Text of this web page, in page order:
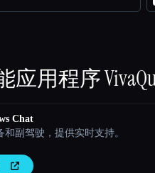
应用程序
Chat
和副驾驶，提供实时支持。